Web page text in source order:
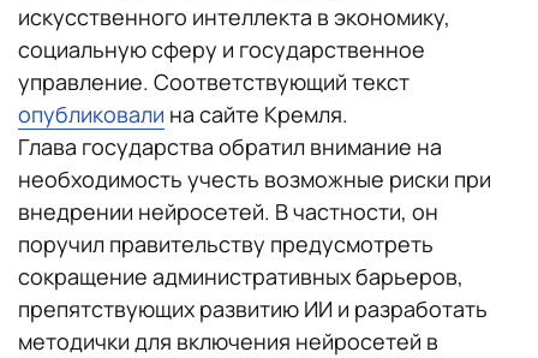
искусственного интеллекта в экономику,
социальную сферу и государственное
управление. Соответствующий текст
опубликовали на сайте Кремля.
Глава государства обратил внимание на
необходимость учесть возможные риски при
внедрении нейросетей. В частности, он
поручил правительству предусмотреть
сокращение административных барьеров,
препятствующих развитию ИИ и разработать
методички для включения нейросетей в